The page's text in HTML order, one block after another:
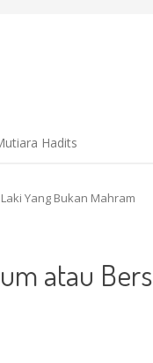
Hadits
Yang Bukan Mahram
atau